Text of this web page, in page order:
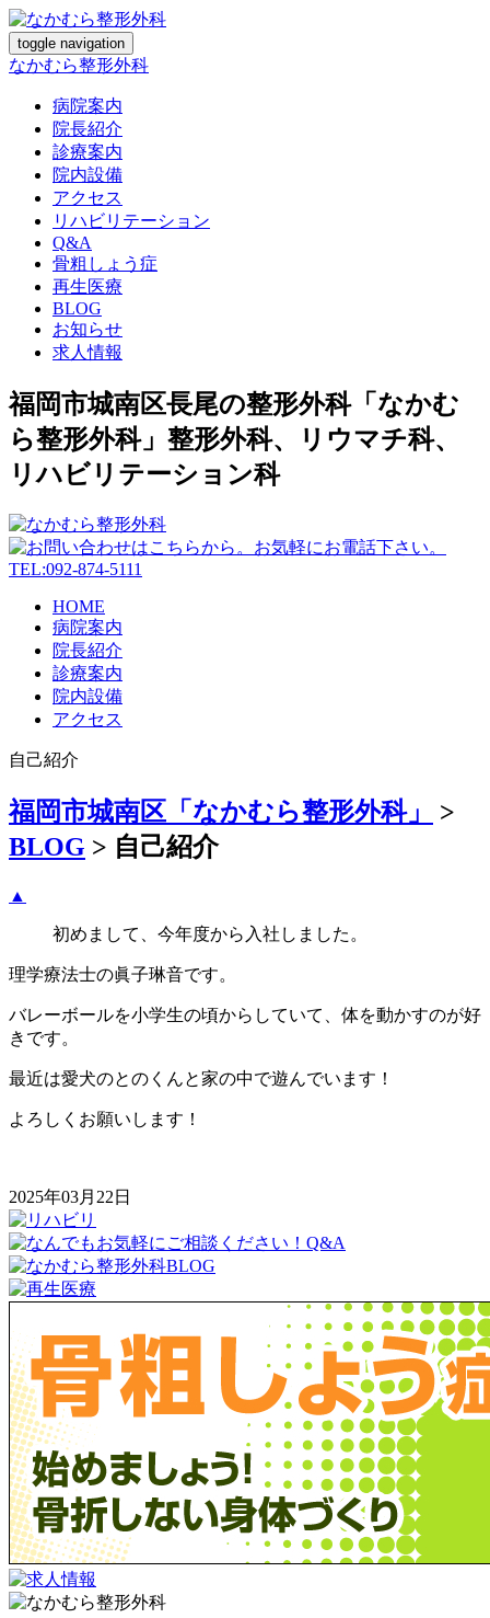
toggle navigation
なかむら整形外科
病院案内
院長紹介
診療案内
院内設備
アクセス
リハビリテーション
Q&A
骨粗しょう症
再生医療
BLOG
お知らせ
求人情報
福岡市城南区長尾の整形外科「なかむ
ら整形外科」整形外科、リウマチ科、
リハビリテーション科
HOME
病院案内
院長紹介
診療案内
院内設備
アクセス
自己紹介
福岡市城南区「なかむら整形外科」
>
BLOG > 自己紹介
▲
初めまして、今年度から入社しました。
理学療法士の眞子琳音です。
バレーボールを小学生の頃からしていて、体を動かすのが好
きです。
最近は愛犬のとのくんと家の中で遊んでいます！
よろしくお願いします！
2025年03月22日